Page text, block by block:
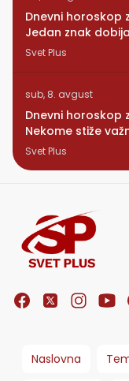
Dnevni horoskop
Jedan znak
se vraća osoba iz
Svet Plus
sub, 8. avgust
Dnevni horoskop
Nekome stiže
znak konačno
Svet Plus
Naslovna